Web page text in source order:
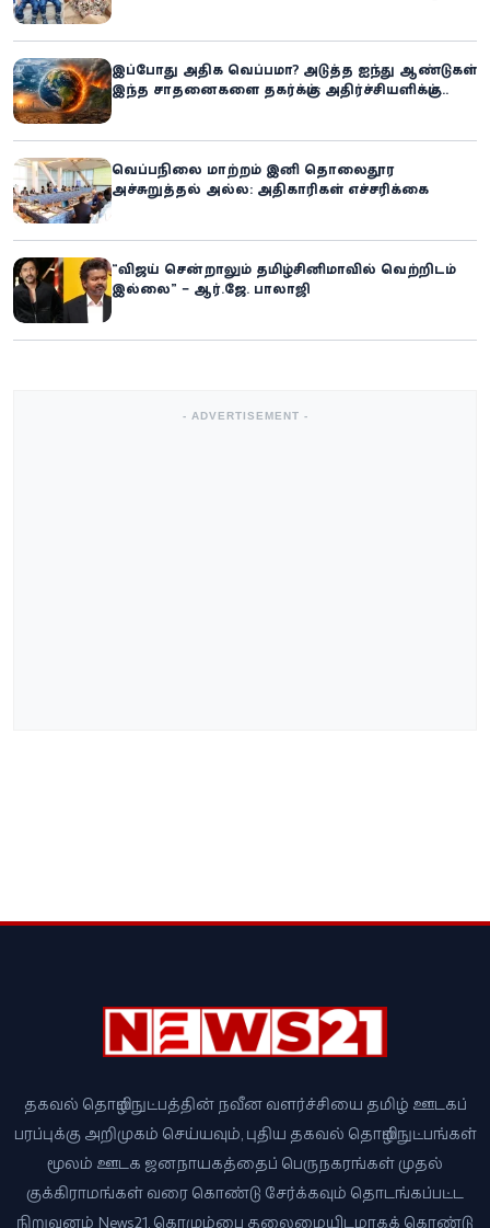
இப்போது அதிக வெப்பமா? அடுத்த ஐந்து ஆண்டுகள்
இந்த சாதனைகளை தகர்க்கும்: அதிர்ச்சியளிக்கும்
வெப்பநிலை மாற்றம் இனி தொலைதூர
அச்சுறுத்தல் அல்ல: அதிகாரிகள் எச்சரிக்கை
“விஜய் சென்றாலும் தமிழ்சினிமாவில் வெற்றிடம்
இல்லை” – ஆர்.ஜே. பாலாஜி
- ADVERTISEMENT -
தகவல் தொழில்நுட்பத்தின் நவீன வளர்ச்சியை தமிழ் ஊடகப்
பரப்புக்கு அறிமுகம் செய்யவும், புதிய தகவல் தொழில்நுட்பங்கள்
மூலம் ஊடக ஜனநாயகத்தைப் பெருநகரங்கள் முதல்
குக்கிராமங்கள் வரை கொண்டு சேர்க்கவும் தொடங்கப்பட்ட
நிறுவனம் News21, கொழும்பை தலைமையிடமாகக் கொண்டு